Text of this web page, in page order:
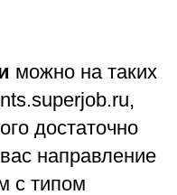
можно на таких
достаточно
направление
с типом